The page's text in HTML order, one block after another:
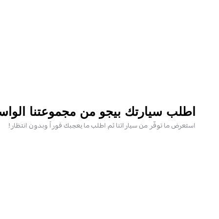
اطلب سيارتك بيجو من مجموعتنا
استعرض ما توفّر من سياراتنا ثم اطلب ما يعجبك فوراً وبدون انتظار!